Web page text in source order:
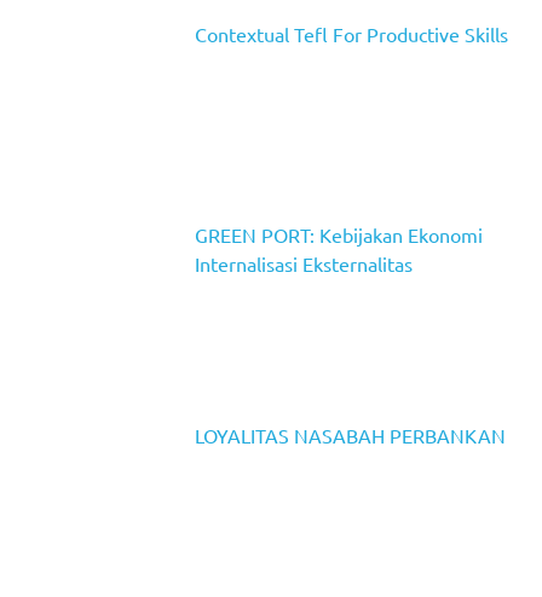
Contextual Tefl For Productive Skills
GREEN PORT: Kebijakan Ekonomi
Internalisasi Eksternalitas
LOYALITAS NASABAH PERBANKAN